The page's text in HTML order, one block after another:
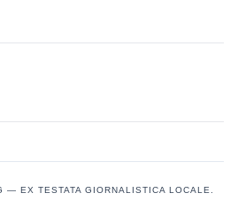
EX TESTATA GIORNALISTICA LOCALE.